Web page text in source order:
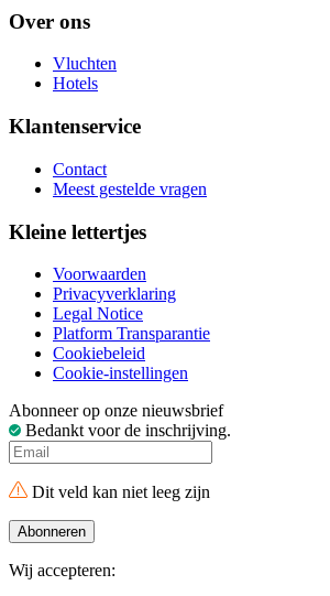
Over ons
Vluchten
Hotels
Klantenservice
Contact
Meest gestelde vragen
Kleine lettertjes
Voorwaarden
Privacyverklaring
Legal Notice
Platform Transparantie
Cookiebeleid
Cookie-instellingen
Abonneer op onze nieuwsbrief
Bedankt voor de inschrijving.
Dit veld kan niet leeg zijn
Abonneren
Wij accepteren: